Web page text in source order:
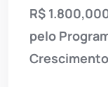
R$
pelo